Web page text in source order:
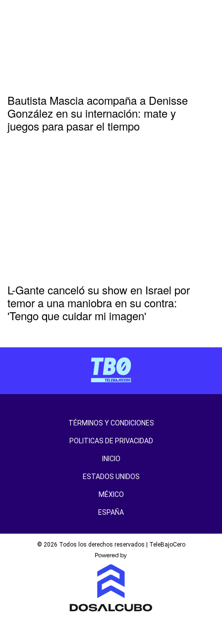
Bautista Mascia acompaña a Denisse
González en su internación: mate y
juegos para pasar el tiempo
L-Gante canceló su show en Israel por
temor a una maniobra en su contra:
'Tengo que cuidar mi imagen'
TÉRMINOS Y CONDICIONES
POLITICAS DE PRIVACIDAD
INICIO
ESTADOS UNIDOS
MÉXICO
ESPAÑA
© 2026 Todos los derechos reservados | TeleBajoCero